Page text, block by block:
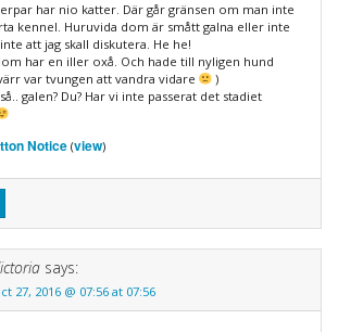
har nio katter. Där går gränsen om man inte
kennel. Huruvida dom är smått galna eller inte
att jag skall diskutera. He he!
har en iller oxå. Och hade till nyligen hund
var tvungen att vandra vidare
)
galen? Du? Har vi inte passerat det stadiet
Notice(view)
says:
27, 2016 @ 07:56 at 07:56